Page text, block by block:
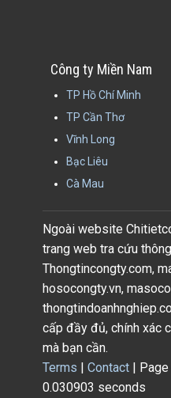
Công ty Miền Nam
TP Hồ Chí Minh
TP Cần Thơ
Vĩnh Long
Bạc Liêu
Cà Mau
Ngoài website
trang web tra cứu
Thongtincongty.com,
hosocongty.vn,
cấp đầy đủ, chính xác
mà bạn cần.
Terms | Contact |
0.030903 seconds